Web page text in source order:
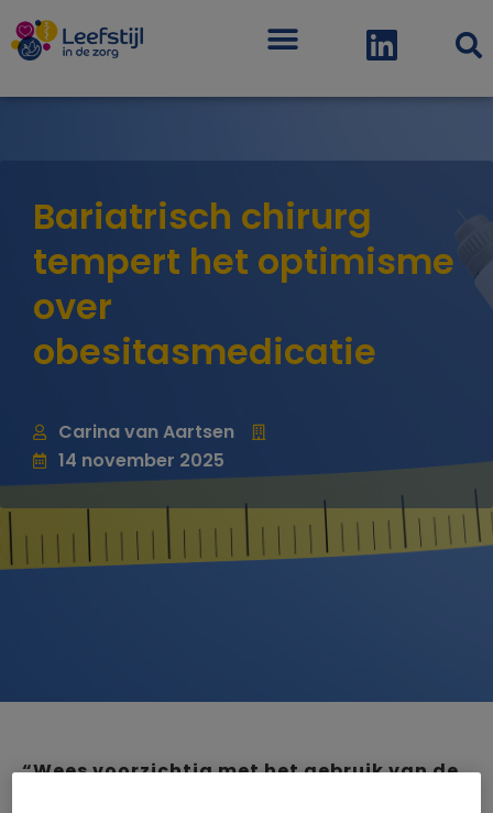
Menu
Bariatrisch chirurg
tempert het optimisme
over
obesitasmedicatie
Carina van Aartsen
14 november 2025
“Wees voorzichtig met het gebruik van de